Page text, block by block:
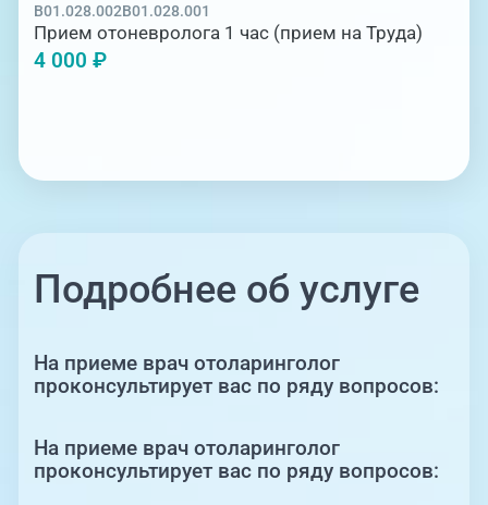
B01.028.002B01.028.001
Прием отоневролога 1 час (прием на Труда)
4 000 ₽
Подробнее об услуге
На приеме врач отоларинголог
проконсультирует вас по ряду вопросов:
На приеме врач отоларинголог
проконсультирует вас по ряду вопросов: